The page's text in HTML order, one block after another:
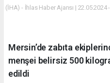
(İHA) - İhlas Haber Ajansı |
Mersin’de zabıta
menşei belirsiz 500
edildi